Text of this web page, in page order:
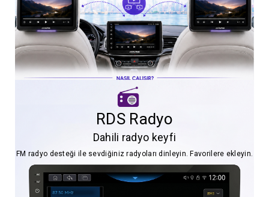
RDS Radyo
Dahili radyo keyfi
FM radyo desteği ile sevdiğiniz radyoları dinleyin. Favorilere ekleyin.